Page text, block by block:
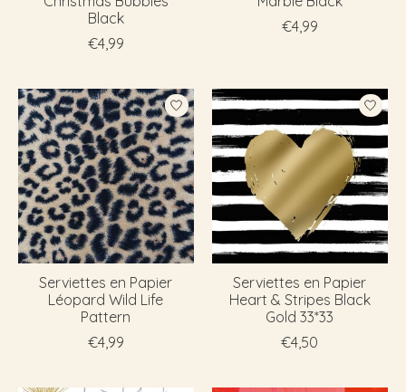
Black
€4,99
€4,99
Serviettes en Papier
Léopard Wild Life
Pattern
€4,99
Serviettes en Papier
Heart & Stripes Black
Gold 33*33
€4,50